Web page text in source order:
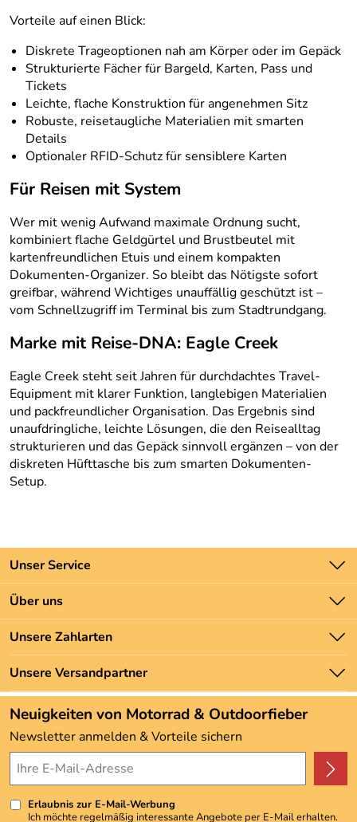
Vorteile auf einen Blick:
Diskrete Trageoptionen nah am Körper oder im Gepäck
Strukturierte Fächer für Bargeld, Karten, Pass und
Tickets
Leichte, flache Konstruktion für angenehmen Sitz
Robuste, reisetaugliche Materialien mit smarten
Details
Optionaler RFID‑Schutz für sensiblere Karten
Für Reisen mit System
Wer mit wenig Aufwand maximale Ordnung sucht,
kombiniert flache Geldgürtel und Brustbeutel mit
kartenfreundlichen Etuis und einem kompakten
Dokumenten-Organizer. So bleibt das Nötigste sofort
greifbar, während Wichtiges unauffällig geschützt ist –
vom Schnellzugriff im Terminal bis zum Stadtrundgang.
Marke mit Reise-DNA: Eagle Creek
Eagle Creek steht seit Jahren für durchdachtes Travel-
Equipment mit klarer Funktion, langlebigen Materialien
und packfreundlicher Organisation. Das Ergebnis sind
unaufdringliche, leichte Lösungen, die den Reisealltag
strukturieren und das Gepäck sinnvoll ergänzen – von der
diskreten Hüfttasche bis zum smarten Dokumenten-
Setup.
Unser Service
Kontakt
Batteriegesetz
Newsletter
Zahlung und Versand
Über uns
Unsere Bestseller
Marken
Neu
Angebote
Kundenbewertungen (3.493)
4,9/5*****
Unsere Zahlarten
Unsere Versandpartner
Neuigkeiten von Motorrad & Outdoorfieber
Newsletter anmelden & Vorteile sichern
Erlaubnis zur E-Mail-Werbung
Ich möchte regelmäßig interessante Angebote per E-Mail erhalten.